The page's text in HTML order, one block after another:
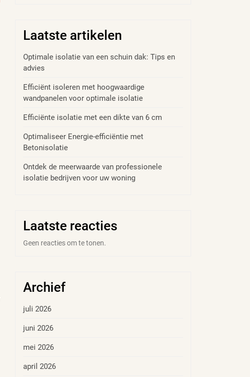
Laatste artikelen
Optimale isolatie van een schuin dak: Tips en
advies
Efficiënt isoleren met hoogwaardige
wandpanelen voor optimale isolatie
Efficiënte isolatie met een dikte van 6 cm
Optimaliseer Energie-efficiëntie met
Betonisolatie
Ontdek de meerwaarde van professionele
isolatie bedrijven voor uw woning
Laatste reacties
Geen reacties om te tonen.
Archief
juli 2026
juni 2026
mei 2026
april 2026